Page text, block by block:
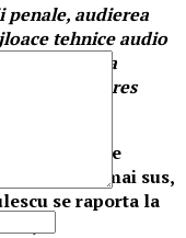
audierea
tehnice audio
penala
solicita expres
exceptii de
de mai sus,
se raporta la